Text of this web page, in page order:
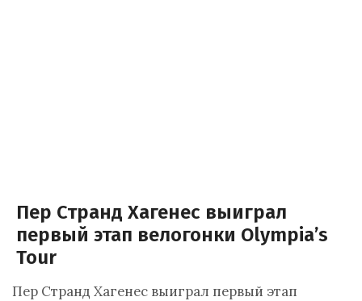
Пер Странд Хагенес выиграл
первый этап велогонки Olympia’s
Tour
Пер Странд Хагенес выиграл первый этап